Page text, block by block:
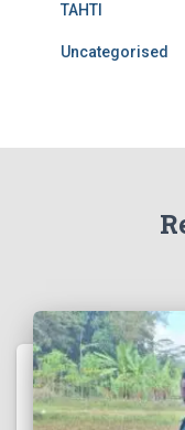
TAHTI
Uncategorised